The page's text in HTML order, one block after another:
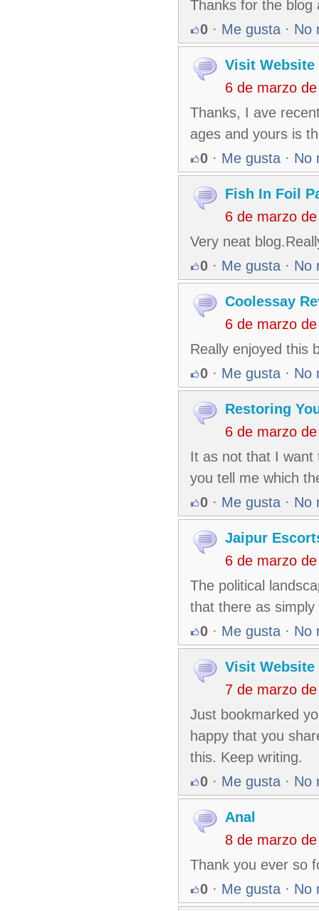
Thanks for the blog
0 · Me gusta · No
Visit Website
6 de marzo
Thanks, I ave
ages and yours is
0 · Me gusta · No
Fish In Foil
6 de marzo
Very neat
0 · Me gusta · No
Coolessay
6 de marzo
Really enjoyed this
0 · Me gusta · No
Restoring
6 de marzo
It as not that I want
you tell me which
0 · Me gusta · No
Jaipur
6 de marzo
The political
that there as
0 · Me gusta · No
Visit Website
7 de marzo
Just bookmarked
happy that you
this. Keep writing.
0 · Me gusta · No
Anal
8 de marzo
Thank you ever so
0 · Me gusta · No